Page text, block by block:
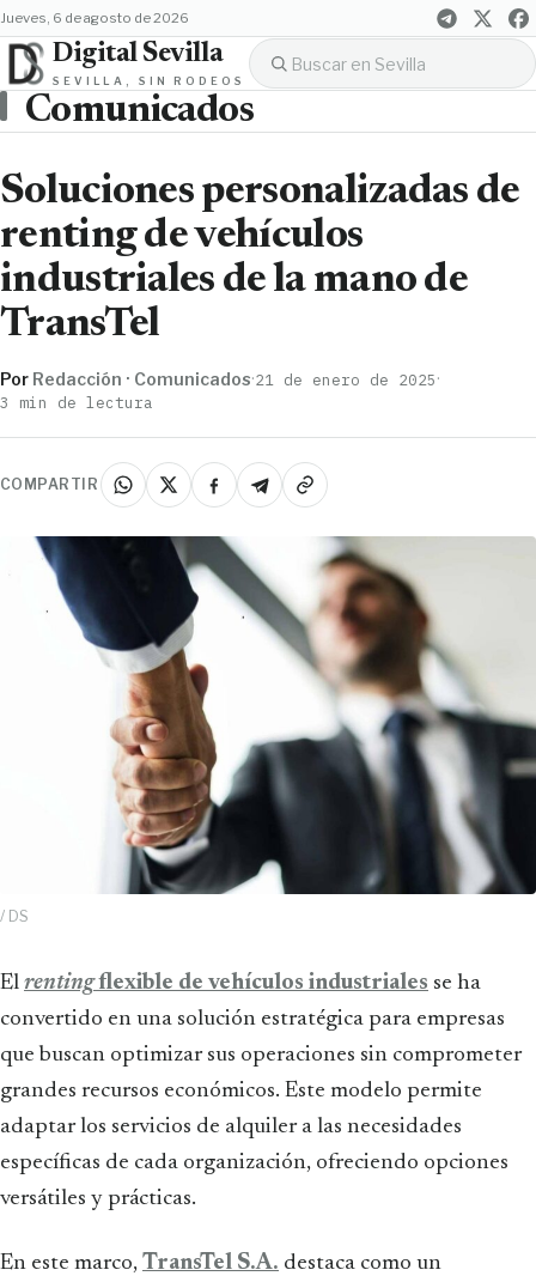
jueves, 6 de agosto de 2026
Digital Sevilla
SEVILLA, SIN RODEOS
Comunicados
Soluciones personalizadas de
renting de vehículos
industriales de la mano de
TransTel
Por Redacción · Comunicados·21 de enero de 2025·
3 min de lectura
COMPARTIR
/ DS
El rentingflexible de vehículos industriales se ha
convertido en una solución estratégica para empresas
que buscan optimizar sus operaciones sin comprometer
grandes recursos económicos. Este modelo permite
adaptar los servicios de alquiler a las necesidades
específicas de cada organización, ofreciendo opciones
versátiles y prácticas.
En este marco, TransTel S.A. destaca como un